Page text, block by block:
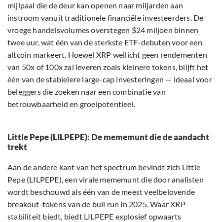
mijlpaal die de deur kan openen naar miljarden aan
instroom vanuit traditionele financiële investeerders. De
vroege handelsvolumes overstegen $24 miljoen binnen
twee uur, wat één van de sterkste ETF-debuten voor een
altcoin markeert. Hoewel XRP wellicht geen rendementen
van 50x of 100x zal leveren zoals kleinere tokens, blijft het
één van de stabielere large-cap investeringen — ideaal voor
beleggers die zoeken naar een combinatie van
betrouwbaarheid en groeipotentieel.
Little Pepe (LILPEPE): De mememunt die de aandacht
trekt
Aan de andere kant van het spectrum bevindt zich Little
Pepe (LILPEPE), een virale mememunt die door analisten
wordt beschouwd als één van de meest veelbelovende
breakout-tokens van de bull run in 2025. Waar XRP
stabiliteit biedt, biedt LILPEPE explosief opwaarts